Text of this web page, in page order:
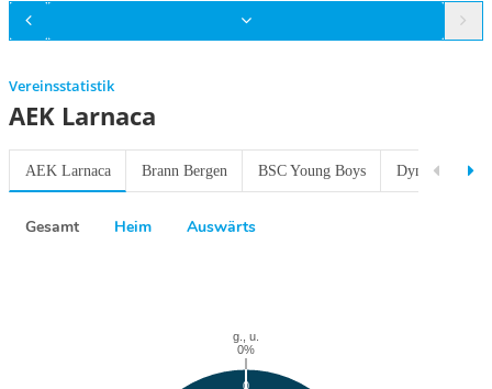
Vereinsstatistik
AEK Larnaca
AEK Larnaca Brann Bergen BSC Young Boys Dynamo Kiew
Gesamt Heim Auswärts